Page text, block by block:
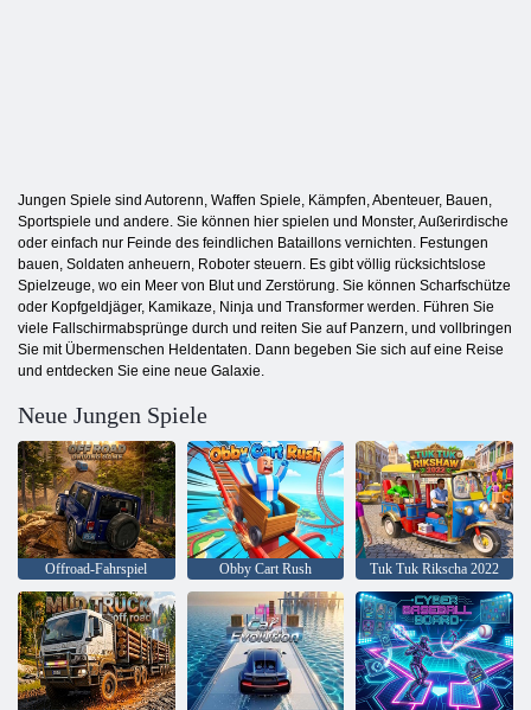
Jungen Spiele sind Autorenn, Waffen Spiele, Kämpfen, Abenteuer, Bauen,
Sportspiele und andere. Sie können hier spielen und Monster, Außerirdische
oder einfach nur Feinde des feindlichen Bataillons vernichten. Festungen
bauen, Soldaten anheuern, Roboter steuern. Es gibt völlig rücksichtslose
Spielzeuge, wo ein Meer von Blut und Zerstörung. Sie können Scharfschütze
oder Kopfgeldjäger, Kamikaze, Ninja und Transformer werden. Führen Sie
viele Fallschirmabsprünge durch und reiten Sie auf Panzern, und vollbringen
Sie mit Übermenschen Heldentaten. Dann begeben Sie sich auf eine Reise
und entdecken Sie eine neue Galaxie.
Neue Jungen Spiele
Offroad-Fahrspiel Obby Cart Rush Tuk Tuk Rikscha 2022